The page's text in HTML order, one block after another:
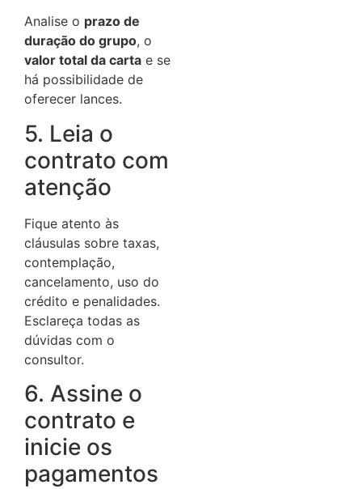
Analise o prazo de
duração do grupo, o
valor total da carta e se
há possibilidade de
oferecer lances.
5. Leia o
contrato com
atenção
Fique atento às
cláusulas sobre taxas,
contemplação,
cancelamento, uso do
crédito e penalidades.
Esclareça todas as
dúvidas com o
consultor.
6. Assine o
contrato e
inicie os
pagamentos